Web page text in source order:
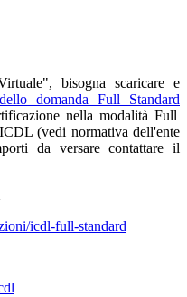
bisogna scaricare e
domanda Full Standard
nella modalità Full
(vedi normativa dell'ente
da versare contattare il
icdl-full-standard